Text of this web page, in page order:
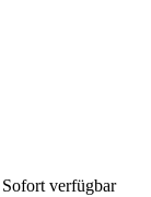
Sofort verfügbar